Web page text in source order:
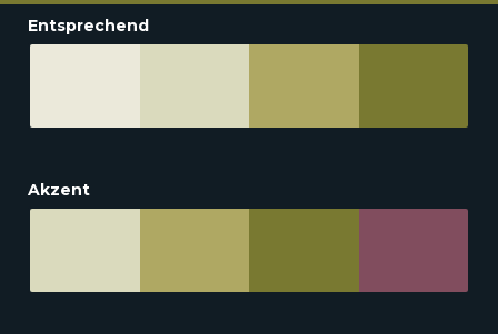
Entsprechend
Akzent